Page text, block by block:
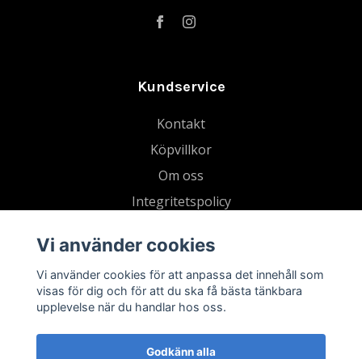
Kundservice
Kontakt
Köpvillkor
Om oss
Integritetspolicy
Blogg
Tradera
Retur
Vi använder cookies
Vi använder cookies för att anpassa det innehåll som
visas för dig och för att du ska få bästa tänkbara
upplevelse när du handlar hos oss.
Godkänn alla